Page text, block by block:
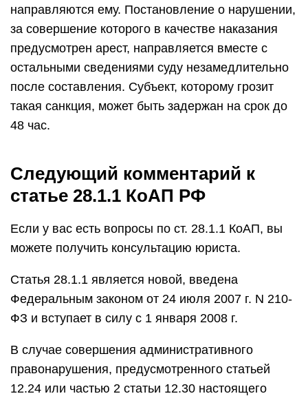
направляются ему. Постановление о нарушении,
за совершение которого в качестве наказания
предусмотрен арест, направляется вместе с
остальными сведениями суду незамедлительно
после составления. Субъект, которому грозит
такая санкция, может быть задержан на срок до
48 час.
Следующий комментарий к
статье 28.1.1 КоАП РФ
Если у вас есть вопросы по ст. 28.1.1 КоАП, вы
можете получить консультацию юриста.
Статья 28.1.1 является новой, введена
Федеральным законом от 24 июля 2007 г. N 210-
ФЗ и вступает в силу с 1 января 2008 г.
В случае совершения административного
правонарушения, предусмотренного статьей
12.24 или частью 2 статьи 12.30 настоящего